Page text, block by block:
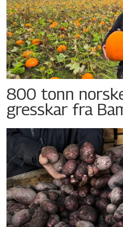
800 tonn
gresskar fra